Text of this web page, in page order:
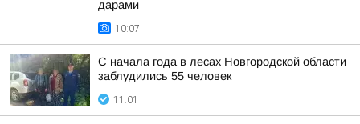
дарами
10:07
С начала года в лесах Новгородской области
заблудились 55 человек
11:01